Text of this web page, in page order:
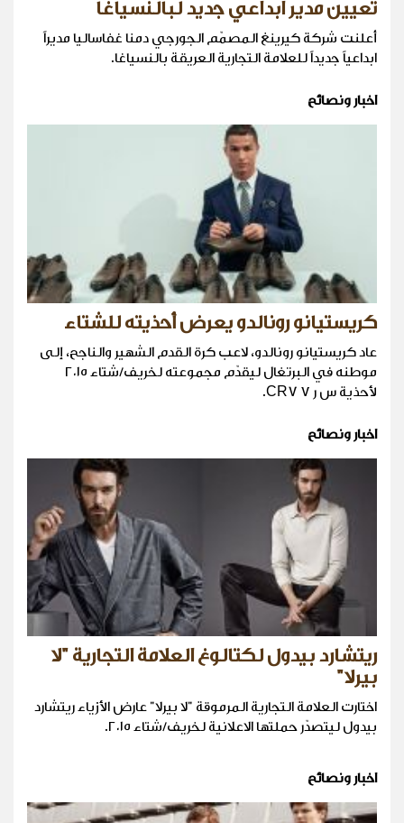
تعيين مدير ابداعي جديد لبالنسياغا
أعلنت شركة كيرينغ المصمّم الجورجي دمنا غفاساليا مديراً
ابداعياً جديداً للعلامة التجارية العريقة بالنسياغا.
اخبار ونصائح
كريستيانو رونالدو يعرض أحذيته للشتاء
عاد كريستيانو رونالدو، لاعب كرة القدم الشهير والناجح، إلى
موطنه في البرتغال ليقدّم مجموعته لخريف/شتاء ٢٠١٥
لأحذية س ر ٧ CR7.
اخبار ونصائح
ريتشارد بيدول لكتالوغ العلامة التجارية "لا
بيرلا"
اختارت العلامة التجارية المرموقة "لا بيرلا" عارض الأزياء ريتشارد
بيدول ليتصدّر حملتها الاعلانية لخريف/شتاء ٢٠١٥.
اخبار ونصائح